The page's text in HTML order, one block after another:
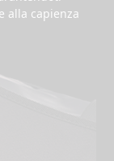
alla capienza